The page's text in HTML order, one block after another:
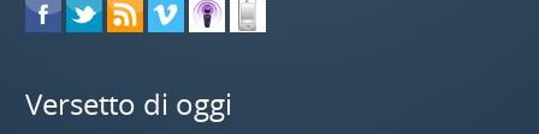
Versetto di oggi